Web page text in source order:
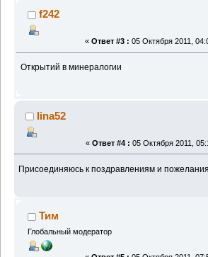
f242
« Ответ #3 : 05 Октября 2011,
Открытий в минералогии
lina52
« Ответ #4 : 05 Октября 2011,
Присоединяюсь к поздравлениям и
Тим
Глобальный модератор